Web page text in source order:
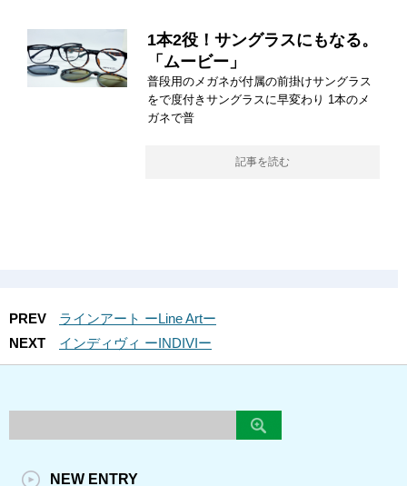
1本2役！サングラスにもなる。
「ムービー」
普段用のメガネが付属の前掛けサングラス
をで度付きサングラスに早変わり 1本のメ
ガネで普
記事を読む
PREV
ラインアート ーLine Artー
NEXT
インディヴィ ーINDIVIー
NEW ENTRY